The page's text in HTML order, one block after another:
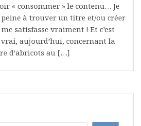
« consommer » le contenu… Je
peine à trouver un titre et/ou créer
satisfasse vraiment ! Et c’est
aujourd’hui, concernant la
d’abricots au […]